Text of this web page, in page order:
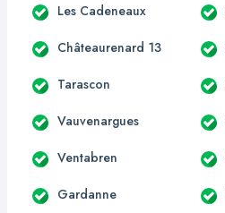
Les Cadeneaux
Châteaurenard 13
Tarascon
Vauvenargues
Ventabren
Gardanne